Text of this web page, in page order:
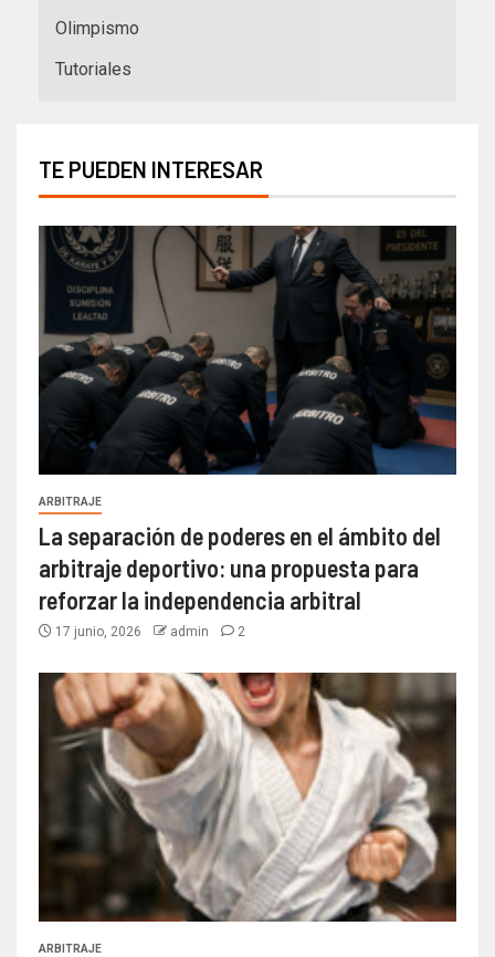
Olimpismo
Tutoriales
TE PUEDEN INTERESAR
ARBITRAJE
La separación de poderes en el ámbito del
arbitraje deportivo: una propuesta para
reforzar la independencia arbitral
17 junio, 2026 admin 2
ARBITRAJE